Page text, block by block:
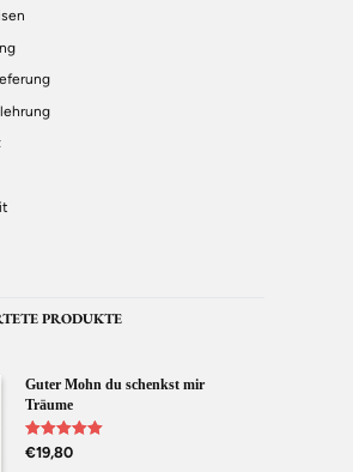
PRODUKTE
Guter Mohn du schenkst mir
Träume
Bewertet mit
5.00von 5
€19,80